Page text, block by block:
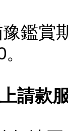
鑑賞
請款